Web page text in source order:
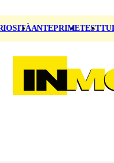
ANTEPRIMETEST